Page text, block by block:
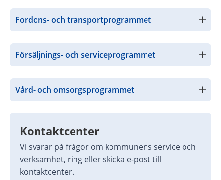
Fordons- och transportprogrammet
Försäljnings- och serviceprogrammet
Vård- och omsorgsprogrammet
Kontaktcenter
Vi svarar på frågor om kommunens service och
verksamhet, ring eller skicka e-post till
kontaktcenter.